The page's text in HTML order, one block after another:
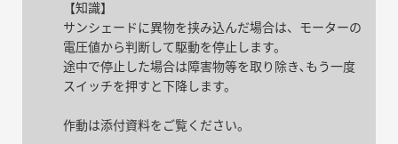
【知識】
サンシェードに異物を挟み込んだ場合は、モーターの
電圧値から判断して駆動を停止します。
途中で停止した場合は障害物等を取り除き､もう一度
スイッチを押すと下降します。
作動は添付資料をご覧ください。